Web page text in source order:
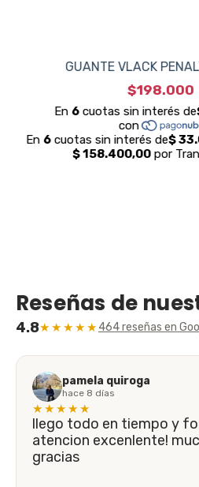
GUANTE VLACK
$198.000
Reseñas de
4.8★★★★★ 464 reseñas en
pamela quiroga
hace 8 días
★★★★★
llego todo en tiempo y
atencion excenlente!
gracias